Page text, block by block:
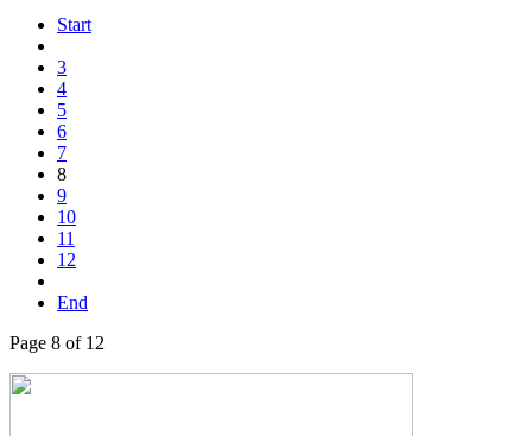
Start
3
4
5
6
7
8
9
10
11
12
End
Page 8 of 12